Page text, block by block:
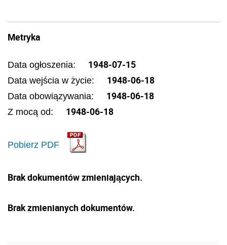
Metryka
Data ogłoszenia: 1948-07-15
Data wejścia w życie: 1948-06-18
Data obowiązywania: 1948-06-18
Z mocą od: 1948-06-18
Pobierz PDF
Brak dokumentów zmieniających.
Brak zmienianych dokumentów.